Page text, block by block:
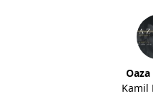
Kamil